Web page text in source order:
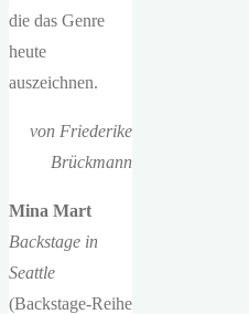
die das Genre
heute
auszeichnen.
von Friederike
Brückmann
Mina Mart
Backstage in
Seattle
(Backstage-Reihe